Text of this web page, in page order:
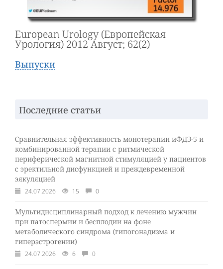
European Urology (Европейская
Урология) 2012 Август; 62(2)
Выпуски
Последние статьи
Сравнительная эффективность монотерапии иФДЭ-5 и
комбинированной терапии с ритмической
периферической магнитной стимуляцией у пациентов
с эректильной дисфункцией и преждевременной
эякуляцией
24.07.2026 15 0
Мультидисциплинарный подход к лечению мужчин
при патоспермии и бесплодии на фоне
метаболического синдрома (гипогонадизма и
гиперэстрогении)
24.07.2026 6 0